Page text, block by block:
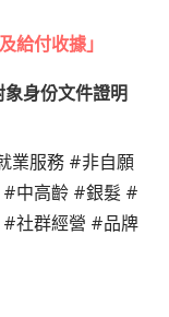
給付收據」
身份文件證明
業服務 #非自願
中高齡 #銀髮 #
社群經營 #品牌